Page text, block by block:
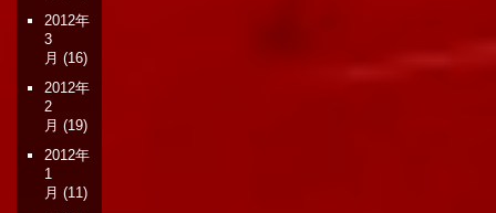
2012年
3
月 (16)
2012年
2
月 (19)
2012年
1
月 (11)